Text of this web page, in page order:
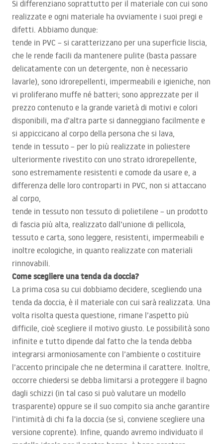
Si differenziano soprattutto per il materiale con cui sono
realizzate e ogni materiale ha ovviamente i suoi pregi e
difetti. Abbiamo dunque:
tende in PVC – si caratterizzano per una superficie liscia,
che le rende facili da mantenere pulite (basta passare
delicatamente con un detergente, non è necessario
lavarle), sono idrorepellenti, impermeabili e igieniche, non
vi proliferano muffe né batteri; sono apprezzate per il
prezzo contenuto e la grande varietà di motivi e colori
disponibili, ma d’altra parte si danneggiano facilmente e
si appiccicano al corpo della persona che si lava,
tende in tessuto – per lo più realizzate in poliestere
ulteriormente rivestito con uno strato idrorepellente,
sono estremamente resistenti e comode da usare e, a
differenza delle loro controparti in PVC, non si attaccano
al corpo,
tende in tessuto non tessuto di polietilene – un prodotto
di fascia più alta, realizzato dall’unione di pellicola,
tessuto e carta, sono leggere, resistenti, impermeabili e
inoltre ecologiche, in quanto realizzate con materiali
rinnovabili.
Come scegliere una tenda da doccia?
La prima cosa su cui dobbiamo decidere, scegliendo una
tenda da doccia, è il materiale con cui sarà realizzata. Una
volta risolta questa questione, rimane l’aspetto più
difficile, cioè scegliere il motivo giusto. Le possibilità sono
infinite e tutto dipende dal fatto che la tenda debba
integrarsi armoniosamente con l’ambiente o costituire
l’accento principale che ne determina il carattere. Inoltre,
occorre chiedersi se debba limitarsi a proteggere il bagno
dagli schizzi (in tal caso si può valutare un modello
trasparente) oppure se il suo compito sia anche garantire
l’intimità di chi fa la doccia (se sì, conviene scegliere una
versione coprente). Infine, quando avremo individuato il